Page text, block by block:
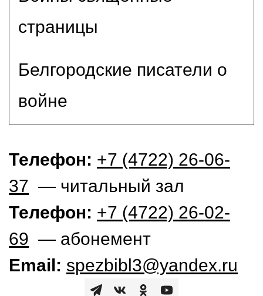
страницы
Белгородские писатели о
войне
Телефон: +7 (4722) 26-06-
37 — читальный зал
Телефон: +7 (4722) 26-02-
69 — абонемент
Email: spezbibl3@yandex.ru